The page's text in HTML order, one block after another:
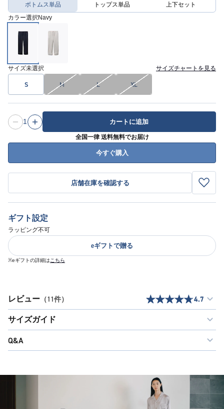
ボトムス単品 トップス単品 上下セット
カラー選択 Navy
サイズ未選択 サイズチャートを見る
S M L XL
1 カートに追加
全国一律 送料無料でお届け
今すぐ購入
店舗在庫を確認する
ギフト設定
ラッピング不可
eギフトで贈る
※eギフトの詳細はこちら
レビュー （11件） 4.7
サイズガイド
Q&A